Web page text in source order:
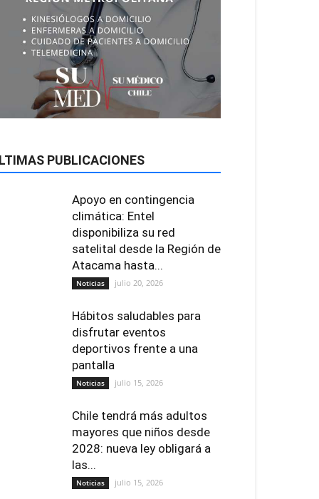
PUBLICACIONES
Apoyo en contingencia
climática: Entel
disponibiliza su red
satelital desde la Región de
Atacama hasta...
Noticias julio 20, 2026
Hábitos saludables para
disfrutar eventos
deportivos frente a una
pantalla
Noticias julio 15, 2026
Chile tendrá más adultos
mayores que niños desde
2028: nueva ley obligará a
las...
Noticias julio 15, 2026